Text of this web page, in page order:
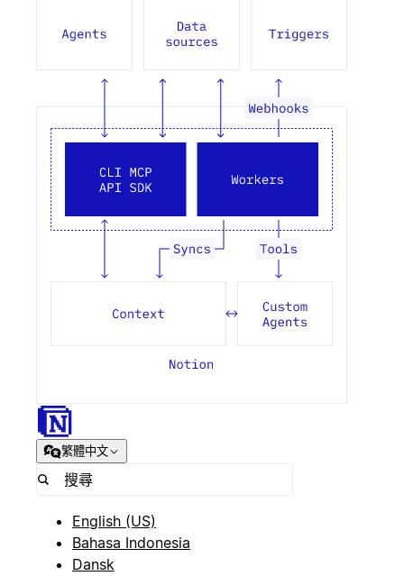
繁體中文
English (US)
Bahasa Indonesia
Dansk